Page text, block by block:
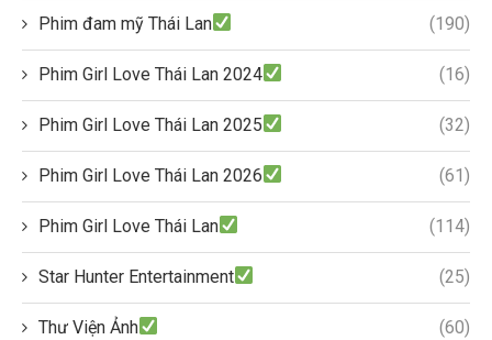
Phim đam mỹ Thái Lan (190)
Phim Girl Love Thái Lan 2024 (16)
Phim Girl Love Thái Lan 2025 (32)
Phim Girl Love Thái Lan 2026 (61)
Phim Girl Love Thái Lan (114)
Star Hunter Entertainment (25)
Thư Viện Ảnh (60)